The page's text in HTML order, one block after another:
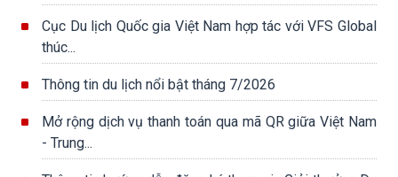
Cục Du lịch Quốc gia Việt Nam hợp tác với VFS Global
thúc...
Thông tin du lịch nổi bật tháng 7/2026
Mở rộng dịch vụ thanh toán qua mã QR giữa Việt Nam
- Trung...